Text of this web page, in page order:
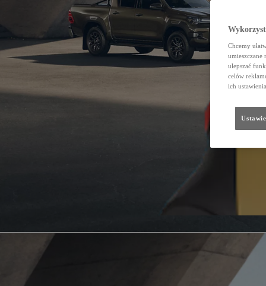
Chcemy
ulepszać
celów
ich